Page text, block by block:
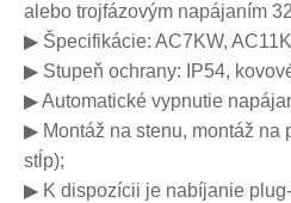
alebo trojfázovým napájaním
▶ Špecifikácie: AC7KW,
▶ Stupeň ochrany: IP54,
▶ Automatické vypnutie
▶ Montáž na stenu, montáž na
stĺp);
▶ K dispozícii je nabíjanie